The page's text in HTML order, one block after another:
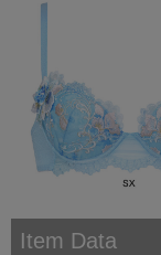
Item Data